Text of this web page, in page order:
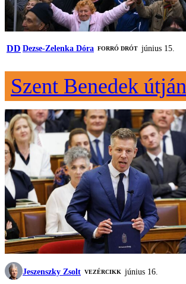
DD Dezse-Zelenka Dóra FORRÓ DRÓT június 15.
Szent Benedek útján
Jeszenszky Zsolt VEZÉRCIKK június 16.